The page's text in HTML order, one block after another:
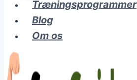
Træningsprogrammer
Blog
Om os